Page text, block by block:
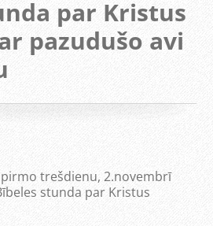
par Kristus
pazudušo avi
trešdienu, 2.novembrī
stunda par Kristus